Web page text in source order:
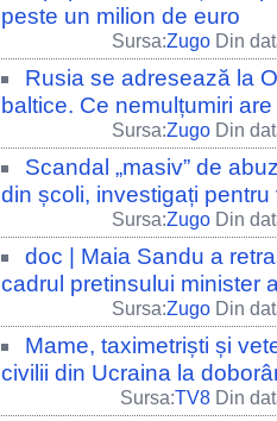
peste un milion de euro
Sursa:Zugo Din
Rusia se adresează la
baltice. Ce nemulțumiri
Sursa:Zugo Din
Scandal „masiv” de
din școli, investigați
Sursa:Zugo Din
doc | Maia Sandu a
cadrul pretinsului minister
Sursa:Zugo Din
Mame, taximetriști și
civilii din Ucraina la
Sursa:TV8 Din